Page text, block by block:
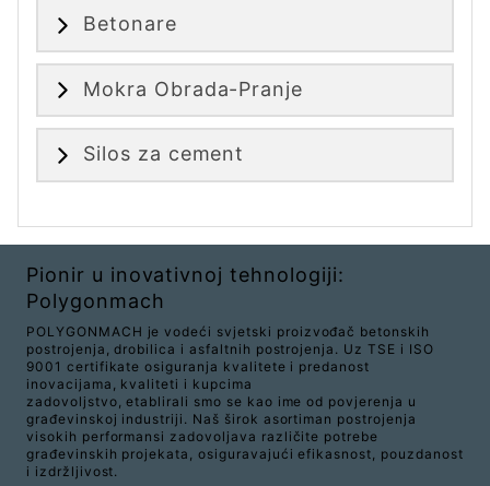
Betonare
Mokra Obrada-Pranje
Silos za cement
Pionir u inovativnoj tehnologiji:
Polygonmach
POLYGONMACH je vodeći svjetski proizvođač betonskih
postrojenja, drobilica i asfaltnih postrojenja. Uz TSE i ISO
9001 certifikate osiguranja kvalitete i predanost
inovacijama, kvaliteti i kupcima
zadovoljstvo, etablirali smo se kao ime od povjerenja u
građevinskoj industriji. Naš širok asortiman postrojenja
visokih performansi zadovoljava različite potrebe
građevinskih projekata, osiguravajući efikasnost, pouzdanost
i izdržljivost.